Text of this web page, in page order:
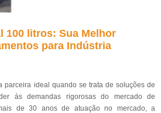
100 litros: Sua Melhor
para Indústria
parceira ideal quando se trata de soluções de
às demandas rigorosas do mercado de
de 30 anos de atuação no mercado, a